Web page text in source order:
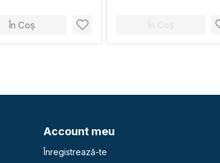
În Coș În Coș
Account meu
Înregistrează-te